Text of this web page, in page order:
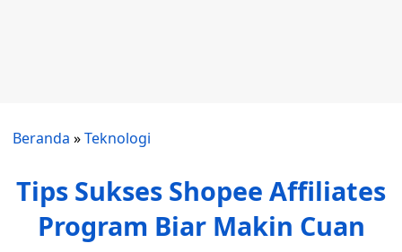
Beranda »Teknologi
Tips Sukses Shopee Affiliates
Program Biar Makin Cuan